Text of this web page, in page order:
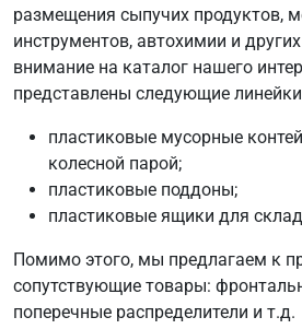
размещения сыпучих продуктов,
инструментов, автохимии и
внимание на каталог нашего
представлены следующие
пластиковые мусорные
колесной парой;
пластиковые поддоны;
пластиковые ящики для
Помимо этого, мы предлагаем к
сопутствующие товары:
поперечные распределители и т.д.